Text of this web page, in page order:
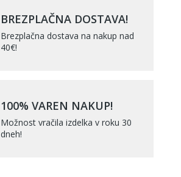
BREZPLAČNA DOSTAVA!
Brezplačna dostava na nakup nad
40€!
100% VAREN NAKUP!
Možnost vračila izdelka v roku 30
dneh!